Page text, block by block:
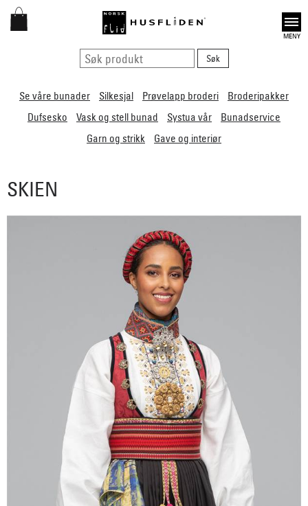
Open
Se våre bunader Silkesjal Prøvelapp broderi
Broderipakker
Dufsesko
Vask og stell bunad Systua vår
Bunadservice
Garn og strikk
Gave og interiør
SKIEN